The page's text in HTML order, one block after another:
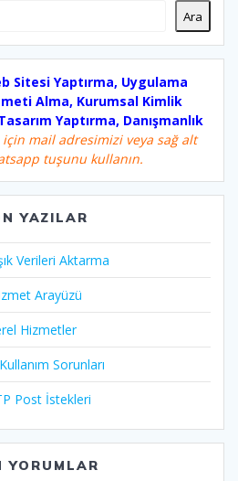
Ara
Sitesi Yaptırma, Uygulama
Alma, Kurumsal Kimlik
Yaptırma, Danışmanlık
için mail adresimizi veya sağ alt
tuşunu kullanın.
YAZILAR
Verileri Aktarma
Arayüzü
Hizmetler
Sorunları
Post İstekleri
YORUMLAR